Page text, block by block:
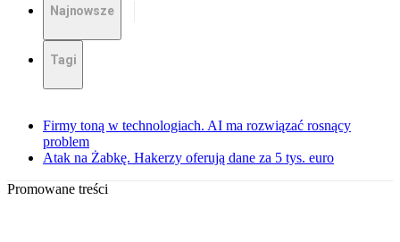
Najnowsze
Tagi
Firmy toną w technologiach. AI ma rozwiązać rosnący
problem
Atak na Żabkę. Hakerzy oferują dane za 5 tys. euro
Promowane treści